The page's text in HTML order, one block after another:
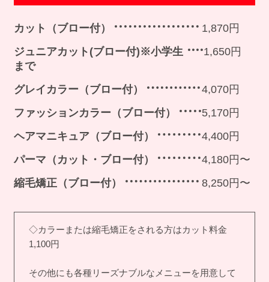
カット（ブロー付）
1,870円
ジュニアカット(ブロー付)※小学生
まで
1,650円
グレイカラー（ブロー付）
4,070円
ファッションカラー（ブロー付）
5,170円
ヘアマニキュア（ブロー付）
4,400円
パーマ（カット・ブロー付）
4,180円〜
縮毛矯正（ブロー付）
8,250円〜
◇カラーまたは縮毛矯正をされる方はカット料金
1,100円
その他にも各種リーズナブルなメニューを用意して